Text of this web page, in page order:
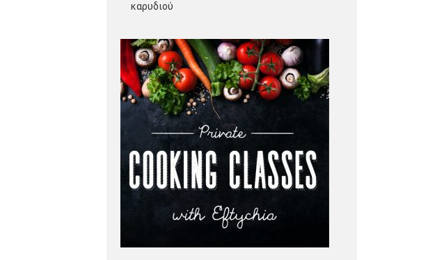
καρυδιού